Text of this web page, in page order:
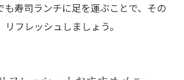
も寿司ランチに足を運ぶことで、その
フレッシュしましょう。